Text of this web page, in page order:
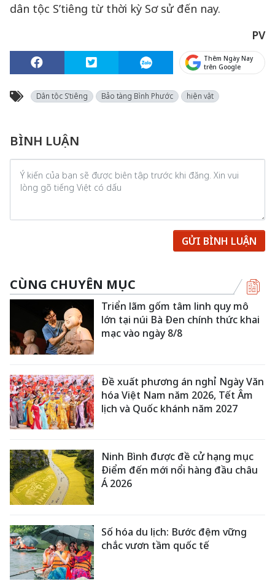
dân tộc S’tiêng từ thời kỳ Sơ sử đến nay.
PV
Thêm Ngày Nay
trên Google
Dân tộc S’tiêng Bảo tàng Bình Phước hiện vật
BÌNH LUẬN
GỬI BÌNH LUẬN
CÙNG CHUYÊN MỤC
Triển lãm gốm tâm linh quy mô
lớn tại núi Bà Đen chính thức khai
mạc vào ngày 8/8
Đề xuất phương án nghỉ Ngày Văn
hóa Việt Nam năm 2026, Tết Âm
lịch và Quốc khánh năm 2027
Ninh Bình được đề cử hạng mục
Điểm đến mới nổi hàng đầu châu
Á 2026
Số hóa du lịch: Bước đệm vững
chắc vươn tầm quốc tế